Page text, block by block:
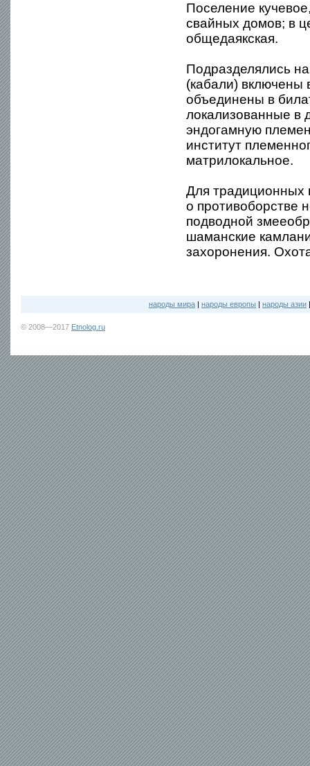
Поселение
свайных домов; в
общедаякская.
Подразделялись
(кабали) включены
объединены в
локализованные в
эндогамную
институт
матрилокальное.
Для традиционных
о противоборстве
подводной
шаманские
захоронения.
народы мира | народы европы | народы азии
© 2008—2017 Etnolog.ru